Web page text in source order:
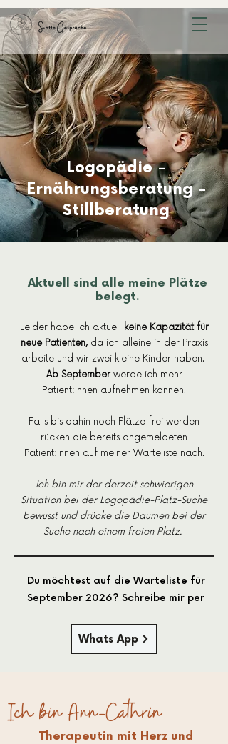
Logopädie -
Ernährungsberatung -
Stillberatung
Aktuell sind alle meine Plätze
belegt.
Leider habe ich aktuell keine Kapazität für
neue Patienten,da ich alleine in der Praxis
arbeite und wir zwei kleine Kinder haben.
Ab Septemberwerde ich mehr
Patient:innen aufnehmen können.
Falls bis dahin noch Plätze frei werden
rücken die bereits angemeldeten
Patient:innen auf meiner Wartelistenach.
Ich bin mir der derzeit schwierigen
Situation bei der Logopädie-Platz-Suche
bewusst und drücke die Daumen bei der
Suche nach einem freien Platz.
Du möchtest auf die Warteliste für
September 2026? Schreibe mir per
Whats App
Ich bin Ann-Cathrin
Therapeutin mit Herz und